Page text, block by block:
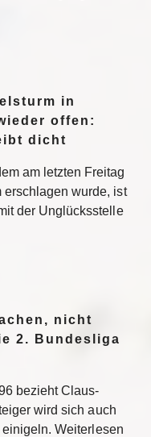
in
offen:
dicht
am letzten Freitag
wurde, ist
der Unglücksstelle
nicht
2. Bundesliga
bezieht Claus-
wird sich auch
Weiterlesen